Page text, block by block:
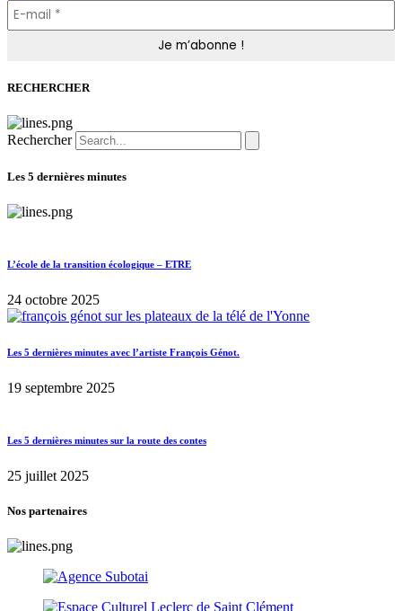
RECHERCHER
Rechercher
Les 5 dernières minutes
L’école de la transition écologique – ETRE
24 octobre 2025
Les 5 dernières minutes avec l’artiste François Génot.
19 septembre 2025
Les 5 dernières minutes sur la route des contes
25 juillet 2025
Nos partenaires